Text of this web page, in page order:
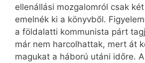
ellenállási mozgalomról csak
emelnék ki a könyvből.
a földalatti kommunista párt
már nem harcolhattak, mert át
magukat a háború utáni időre.